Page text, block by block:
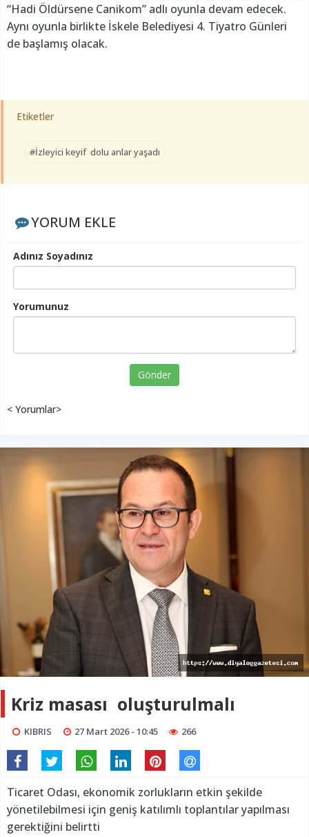
“Hadi Öldürsene Canikom” adlı oyunla devam edecek.
Aynı oyunla birlikte İskele Belediyesi 4. Tiyatro Günleri
de başlamış olacak.
Etiketler
#İzleyici keyif dolu anlar yaşadı
YORUM EKLE
Adınız Soyadınız
Yorumunuz
Gönder
< Yorumlar>
Kriz masası oluşturulmalı
KIBRIS 27 Mart 2026 - 10:45 266
Ticaret Odası, ekonomik zorlukların etkin şekilde
yönetilebilmesi için geniş katılımlı toplantılar yapılması
gerektiğini belirtti